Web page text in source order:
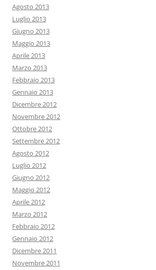
Agosto 2013
Luglio 2013
Giugno 2013
Maggio 2013
Aprile 2013
Marzo 2013
Febbraio 2013
Gennaio 2013
Dicembre 2012
Novembre 2012
Ottobre 2012
Settembre 2012
Agosto 2012
Luglio 2012
Giugno 2012
Maggio 2012
Aprile 2012
Marzo 2012
Febbraio 2012
Gennaio 2012
Dicembre 2011
Novembre 2011